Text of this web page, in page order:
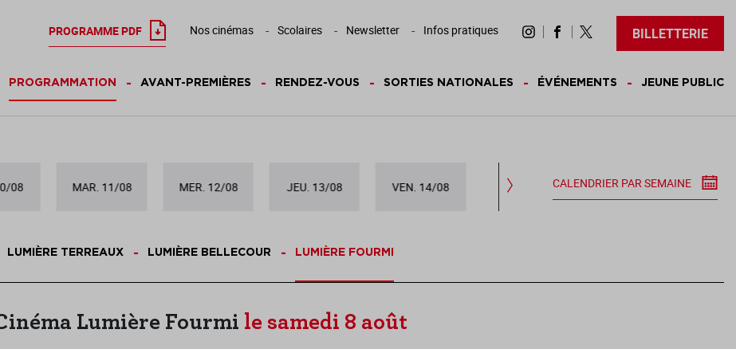
PROGRAMME PDF Nos cinémas Scolaires Newsletter Infos pratiques BILLETTERIE
PROGRAMMATION AVANT-PREMIÈRES RENDEZ-VOUS SORTIES NATIONALES ÉVÉNEMENTS JEUNE PUBLIC
08 MAR. 11/08 MER. 12/08 JEU. 13/08 VEN. 14/08 SAM. 15/08 DIM. 16/08
CALENDRIER PAR SEMAINE
LUMIÈRE TERREAUX LUMIÈRE BELLECOUR LUMIÈRE FOURMI
Lumière Fourmi le samedi 8 août